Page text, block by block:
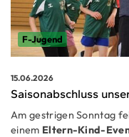
F-Jugend
15.06.2026
Saisonabschluss
Am gestrigen Sonntag
einem Eltern-Kind-